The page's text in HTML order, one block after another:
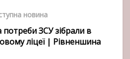
новина
потреби ЗСУ зібрали в
ліцеї | Рівненшина